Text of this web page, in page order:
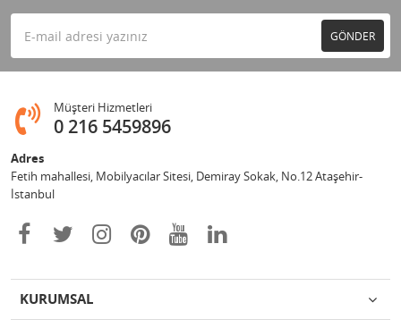
GÖNDER
Müşteri Hizmetleri
0 216 5459896
Adres
Fetih mahallesi, Mobilyacılar Sitesi, Demiray Sokak, No.12 Ataşehir-
İstanbul
KURUMSAL